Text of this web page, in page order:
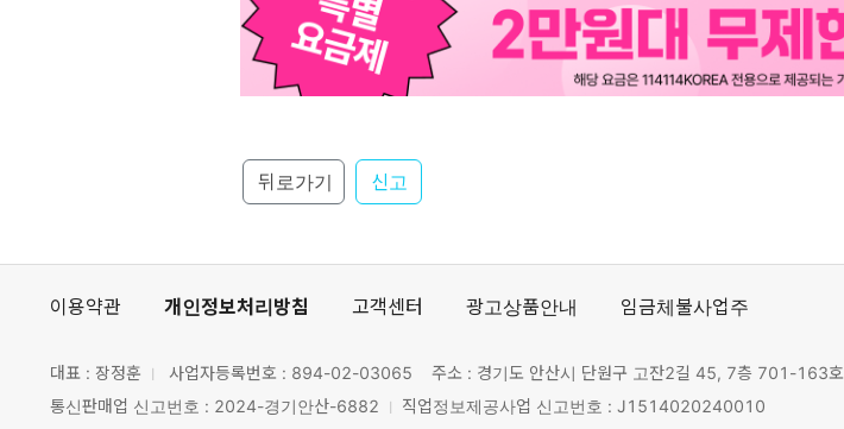
뒤로가기 신고
이용약관 개인정보처리방침 고객센터 광고상품안내 임금체불사업주
대표 : 장정훈 사업자등록번호 : 894-02-03065
주소 : 경기도 안산시 단원구 고잔2길 45, 7층 701-163호
통신판매업 신고번호 : 2024-경기안산-6882
직업정보제공사업 신고번호 : J1514020240010